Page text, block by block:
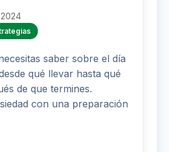
saber sobre el día
qué llevar hasta qué
de que termines.
con una preparación